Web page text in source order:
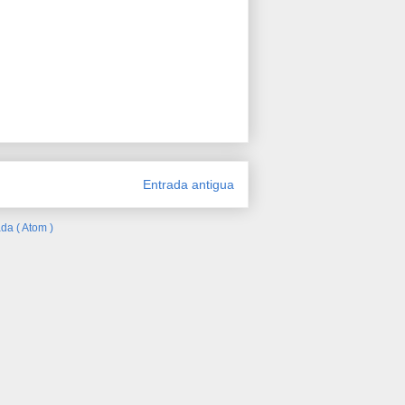
Entrada antigua
( Atom )